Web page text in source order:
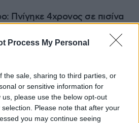
Process My Personal
the sale, sharing to third parties, or
or sensitive information for
please use the below opt-out
Please note that after your
you may continue seeing
Πνίγηκε 4χρονος σε πισίνα
μπάρμαν για να τον σώσει